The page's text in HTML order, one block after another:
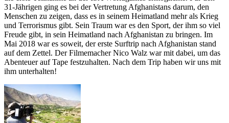
31-Jährigen ging es bei der Vertretung Afghanistans darum, den
Menschen zu zeigen, dass es in seinem Heimatland mehr als Krieg
und Terrorismus gibt. Sein Traum war es den Sport, der ihm so viel
Freude gibt, in sein Heimatland nach Afghanistan zu bringen. Im
Mai 2018 war es soweit, der erste Surftrip nach Afghanistan stand
auf dem Zettel. Der Filmemacher Nico Walz war mit dabei, um das
Abenteuer auf Tape festzuhalten. Nach dem Trip haben wir uns mit
ihm unterhalten!